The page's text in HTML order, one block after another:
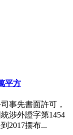
平方
事先書面許可，
涉外證字第1454
2017摆布...